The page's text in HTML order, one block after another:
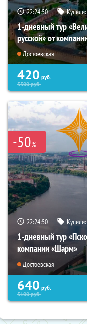
22:24:49 Купили:
1-дневный тур
русской» от
Достоевская
420 руб.
3300руб.
-50%
22:24:49
1-дневный тур
компании «Шарм»
Достоевская
640 руб.
5100руб.